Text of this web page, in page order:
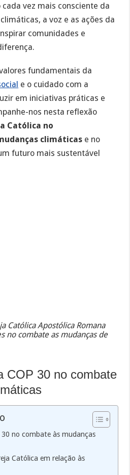
vez mais consciente da
a voz e as ações da
comunidades e
fundamentais da
e o cuidado com a
em iniciativas práticas e
nos nesta reflexão
Católica no
climáticas e no
futuro mais sustentável
Católica Apostólica Romana
no combate as mudanças de
COP 30 no combate
no combate às mudanças
Católica em relação às